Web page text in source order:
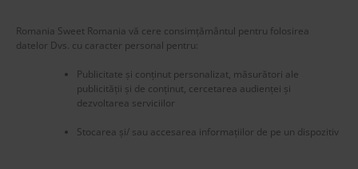
Romania Sweet Romania vă cere consimțământul pentru folosirea
datelor Dvs. cu caracter personal pentru:
Publicitate și conținut personalizat, măsurători ale
publicității și de conținut, cercetarea audienței și
dezvoltarea serviciilor
Stocarea și/ sau accesarea informațiilor de pe un dispozitiv